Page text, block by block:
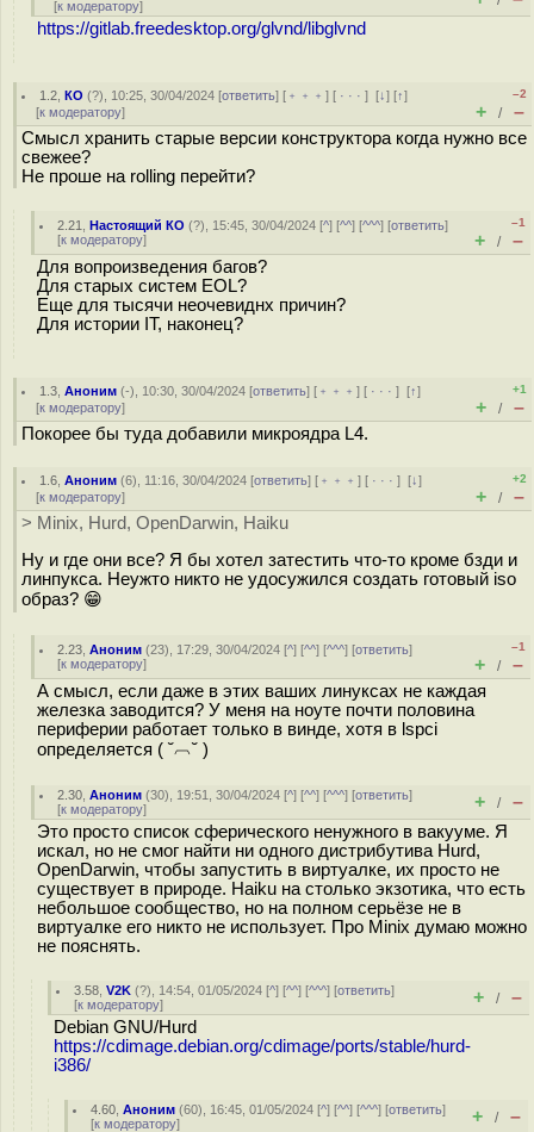
[к модератору]
https://gitlab.freedesktop.org/glvnd/libglvnd
1.2 ,КО (?), 10:25, 30/04/2024 [ответить] [ ﹢﹢﹢] [ · · ·][↓] [↑]
[к модератору]
–2
+ / –
Смысл хранить старые версии конструктора когда нужно все
свежее?
Не проше на rolling перейти?
2.21 ,Настоящий КО (?), 15:45, 30/04/2024 [^] [^^] [^^^] [ответить]
[к модератору]
–1
+ / –
Для вопроизведения багов?
Для старых систем EOL?
Еще для тысячи неочевиднх причин?
Для истории IT, наконец?
1.3 ,Аноним (-), 10:30, 30/04/2024 [ответить] [ ﹢﹢﹢] [ · · ·][↑]
[к модератору]
+1
+ / –
Покорее бы туда добавили микроядра L4.
1.6 ,Аноним (6), 11:16, 30/04/2024 [ответить] [ ﹢﹢﹢] [ · · ·][↓]
[к модератору]
+2
+ / –
> Minix, Hurd, OpenDarwin, Haiku
Ну и где они все? Я бы хотел затестить что-то кроме бзди и
линпукса. Неужто никто не удосужился создать готовый iso
образ? 😁
2.23 ,Аноним (23), 17:29, 30/04/2024 [^] [^^] [^^^] [ответить]
[к модератору]
–1
+ / –
А смысл, если даже в этих ваших линуксах не каждая
железка заводится? У меня на ноуте почти половина
периферии работает только в винде, хотя в lspci
определяется ( ˘︹˘ )
2.30 ,Аноним (30), 19:51, 30/04/2024 [^] [^^] [^^^] [ответить]
[к модератору] + / –
Это просто список сферического ненужного в вакууме. Я
искал, но не смог найти ни одного дистрибутива Hurd,
OpenDarwin, чтобы запустить в виртуалке, их просто не
существует в природе. Haiku на столько экзотика, что есть
небольшое сообщество, но на полном серьёзе не в
виртуалке его никто не использует. Про Minix думаю можно
не пояснять.
3.58 ,V2K (?), 14:54, 01/05/2024 [^] [^^] [^^^] [ответить]
[к модератору] + / –
Debian GNU/Hurd
https://cdimage.debian.org/cdimage/ports/stable/hurd-
i386/
4.60 ,Аноним (60), 16:45, 01/05/2024 [^] [^^] [^^^] [ответить]
[к модератору] + / –